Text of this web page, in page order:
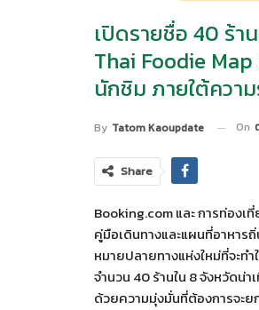
เปิดรายชื่อ 40 ร้า
Thai Foodie
นักชิม ภายใต้ควา
By Tatom Kaoupdate On
Share
Booking.com และ การท่อง
คู่มือเดินทางและแผนที่อาหา
หมายปลายทางแห่งใหม่ที่จะท
จำนวน 40 ร้านใน 8 จังหวัด
ด้วยความมุ่งมั่นที่ต้องการจะย